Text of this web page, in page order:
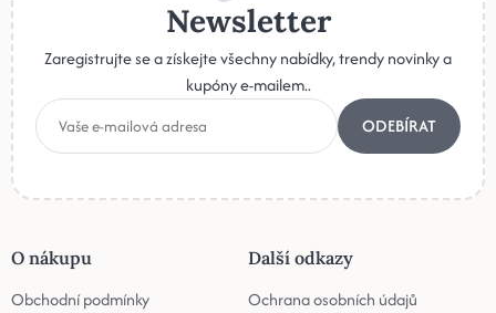
Newsletter
Zaregistrujte se a získejte všechny nabídky, trendy novinky a
kupóny e-mailem..
ODEBÍRAT
O nákupu
Obchodní podmínky
Další odkazy
Ochrana osobních údajů